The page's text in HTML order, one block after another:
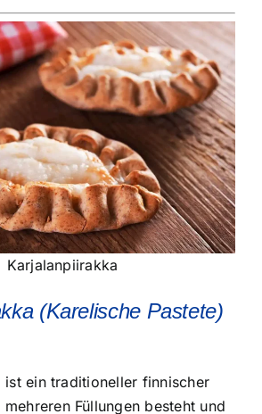
Karjalanpiirakka
(Karelische Pastete)
ist ein traditioneller finnischer
Füllungen besteht und